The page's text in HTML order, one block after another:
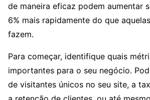
de maneira eficaz podem aumentar
6% mais rapidamente do que
fazem.
Para começar, identifique quais
importantes para o seu negócio.
de visitantes únicos no seu site, a